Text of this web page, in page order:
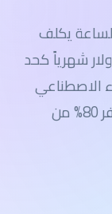
يكلف
الشرق الأوسط 3,000-5,000 دولار شهرياً كحد
الاصطناعي
محل فرق الدعم التقليدية — وتوفر 80% من